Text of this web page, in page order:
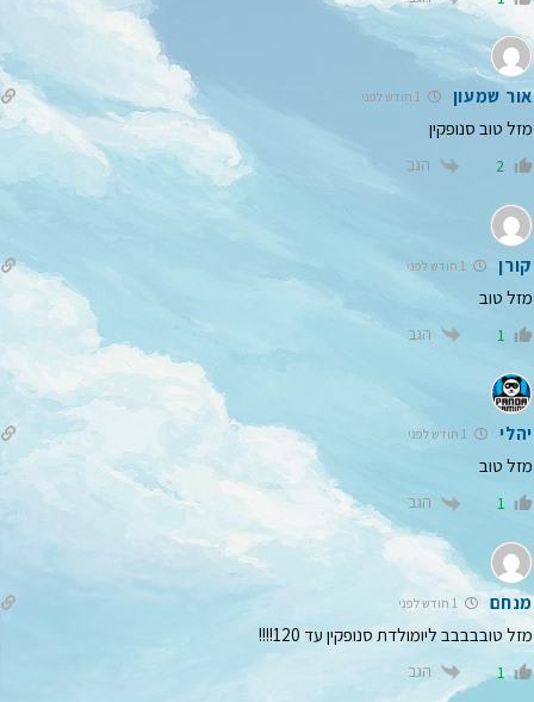
אור שמעון
מזל טוב סנופקין
2 הגב
קורן
מזל טוב
1 הגב
יהלי
מזל טוב
1 הגב
מנחם
מזל טובבבבב ליומולדת סנופקין עד 120!!!!
1 הגב